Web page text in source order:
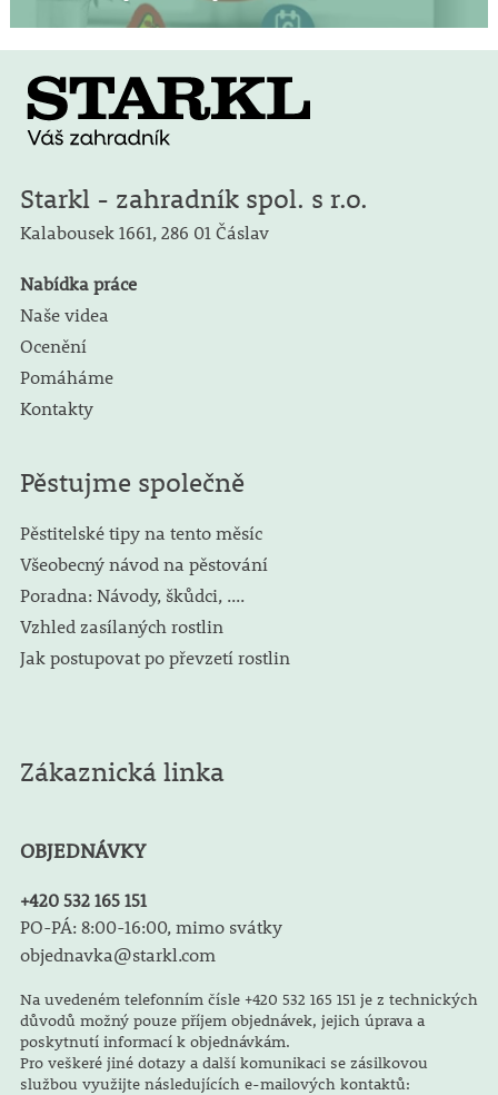
Starkl - zahradník spol. s r.o.
Kalabousek 1661, 286 01 Čáslav
Nabídka práce
Naše videa
Ocenění
Pomáháme
Kontakty
Pěstujme společně
Pěstitelské tipy na tento měsíc
Všeobecný návod na pěstování
Poradna: Návody, škůdci, ....
Vzhled zasílaných rostlin
Jak postupovat po převzetí rostlin
Zákaznická linka
OBJEDNÁVKY
+420 532 165 151
PO-PÁ: 8:00-16:00, mimo svátky
objednavka@starkl.com
Na uvedeném telefonním čísle +420 532 165 151 je z technických
důvodů možný pouze příjem objednávek, jejich úprava a
poskytnutí informací k objednávkám.
Pro veškeré jiné dotazy a další komunikaci se zásilkovou
službou využijte následujících e-mailových kontaktů: